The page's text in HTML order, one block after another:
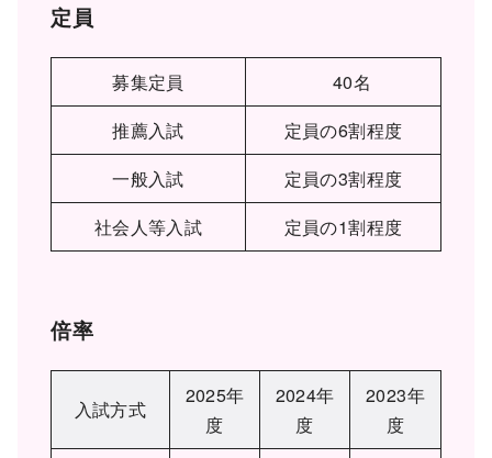
定員
募集定員
40名
推薦入試
定員の6割程度
一般入試
定員の3割程度
社会人等入試
定員の1割程度
倍率
入試方式
2025年
度
2024年
度
2023年
度